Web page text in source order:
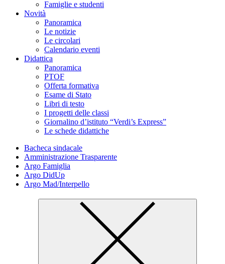
Famiglie e studenti
Novità
Panoramica
Le notizie
Le circolari
Calendario eventi
Didattica
Panoramica
PTOF
Offerta formativa
Esame di Stato
Libri di testo
I progetti delle classi
Giornalino d’istituto “Verdi’s Express”
Le schede didattiche
Bacheca sindacale
Amministrazione Trasparente
Argo Famiglia
Argo DidUp
Argo Mad/Interpello